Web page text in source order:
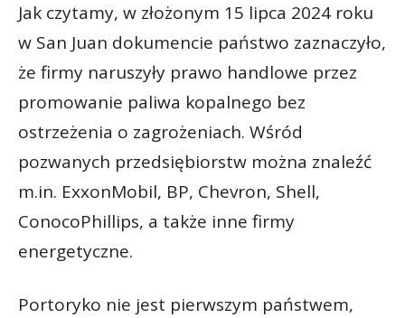
Jak czytamy, w złożonym 15 lipca 2024 roku
w San Juan dokumencie państwo zaznaczyło,
że firmy naruszyły prawo handlowe przez
promowanie paliwa kopalnego bez
ostrzeżenia o zagrożeniach. Wśród
pozwanych przedsiębiorstw można znaleźć
m.in. ExxonMobil, BP, Chevron, Shell,
ConocoPhillips, a także inne firmy
energetyczne.
Portoryko nie jest pierwszym państwem,